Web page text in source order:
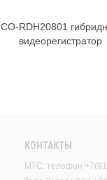
В корзину
CO-RDH20801
видеорегистратор
КОНТАКТЫ
МТС: телефон